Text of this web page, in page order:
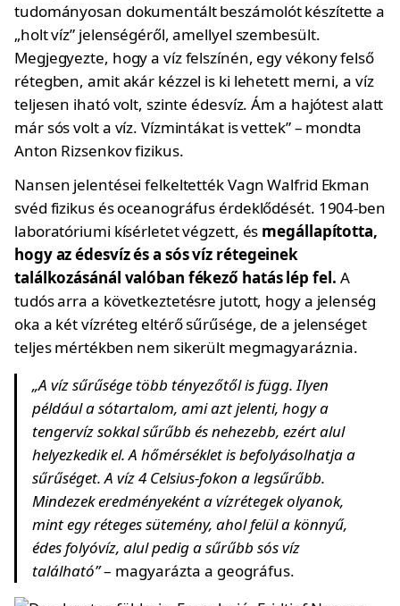
tudományosan dokumentált beszámolót készítette a
„holt víz” jelenségéről, amellyel szembesült.
Megjegyezte, hogy a víz felszínén, egy vékony felső
rétegben, amit akár kézzel is ki lehetett merni, a víz
teljesen iható volt, szinte édesvíz. Ám a hajótest alatt
már sós volt a víz. Vízmintákat is vettek” – mondta
Anton Rizsenkov fizikus.
Nansen jelentései felkeltették Vagn Walfrid Ekman
svéd fizikus és oceanográfus érdeklődését. 1904-ben
laboratóriumi kísérletet végzett, és megállapította,
hogy az édesvíz és a sós víz rétegeinek
találkozásánál valóban fékező hatás lép fel. A
tudós arra a következtetésre jutott, hogy a jelenség
oka a két vízréteg eltérő sűrűsége, de a jelenséget
teljes mértékben nem sikerült megmagyaráznia.
„A víz sűrűsége több tényezőtől is függ. Ilyen
például a sótartalom, ami azt jelenti, hogy a
tengervíz sokkal sűrűbb és nehezebb, ezért alul
helyezkedik el. A hőmérséklet is befolyásolhatja a
sűrűséget. A víz 4 Celsius-fokon a legsűrűbb.
Mindezek eredményeként a vízrétegek olyanok,
mint egy réteges sütemény, ahol felül a könnyű,
édes folyóvíz, alul pedig a sűrűbb sós víz
található”– magyarázta a geográfus.